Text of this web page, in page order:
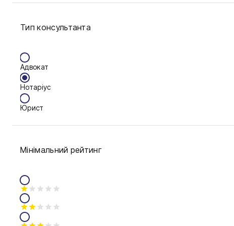
Фінанси
Тип консультанта
Адвокат
Нотаріус
Юрист
Мінімальний рейтинг